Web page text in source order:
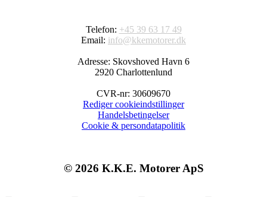
Telefon: +45 39 63 17 49
Email: info@kkemotorer.dk
Adresse: Skovshoved Havn 6
2920 Charlottenlund
CVR-nr: 30609670
Rediger cookieindstillinger
Handelsbetingelser
Cookie & persondatapolitik
© 2026 K.K.E. Motorer ApS